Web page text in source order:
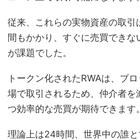
従来、これらの実物資産の取引
間もかかり、すぐに売買できな
が課題でした。
トークン化されたRWAは、ブ
場で取引されるため、仲介者を
つ効率的な売買が期待できます。
理論上は24時間、世界中の誰